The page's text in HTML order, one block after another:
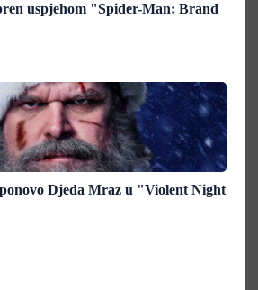
uspjehom "Spider-Man: Brand
Djeda Mraz u "Violent Night